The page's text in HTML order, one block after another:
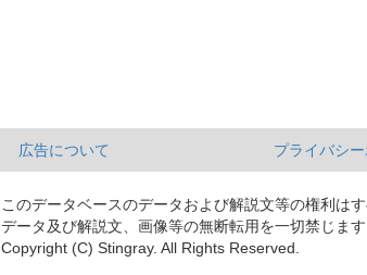
広告について プライバシ
このデータベースのデータおよび解説文等の権利は
データ及び解説文、画像等の無断転用を一切禁じます
Copyright (C) Stingray. All Rights Reserved.